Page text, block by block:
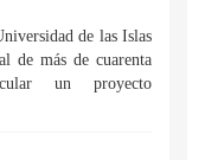
de las Islas
de más de cuarenta
un proyecto